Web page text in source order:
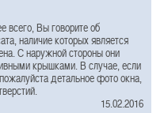
всего, Вы говорите об
наличие которых является
С наружной стороны они
крышками. В случае, если
детальное фото окна,
15.02.2016